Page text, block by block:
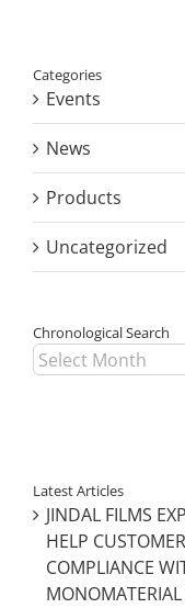
Categories
Events
News
Products
Uncategorized
Chronological Search
Chronological
Search
Latest Articles
JINDAL FILMS
HELP
COMPLIANCE